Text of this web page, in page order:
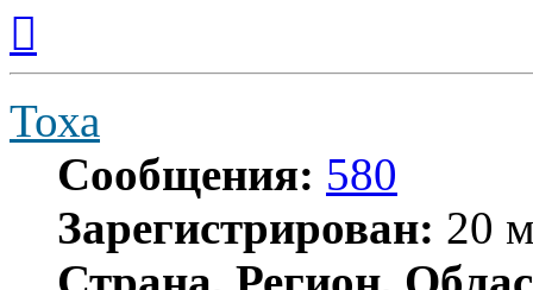
началу
Тоха
Сообщения: 580
Зарегистрирован: 20